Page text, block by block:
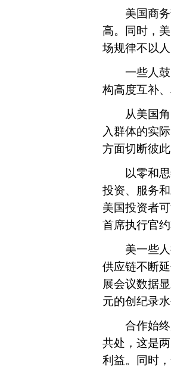
美国商务部
高。同时，
场规律不以
一些人鼓噪
构高度互补
从美国角度
入群体的实
方面切断彼
以零和思维
投资、服务
美国投资者
首席执行官
美一些人执
供应链不断
展会议数据
元的创纪录
合作始终是
共处，这是
利益。同时